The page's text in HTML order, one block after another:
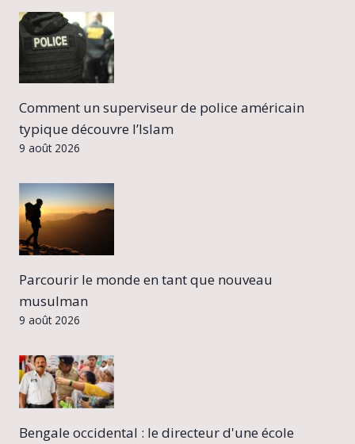
Comment un superviseur de police américain
typique découvre l’Islam
9 août 2026
Parcourir le monde en tant que nouveau
musulman
9 août 2026
Bengale occidental : le directeur d'une école